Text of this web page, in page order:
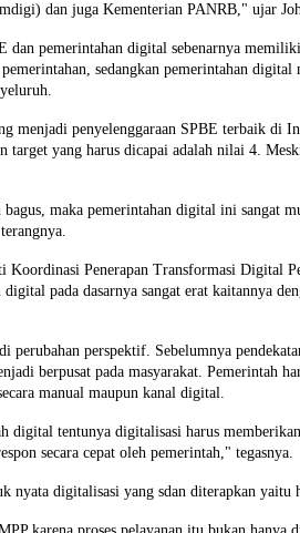
dan juga Kementerian PANRB," ujar
dan pemerintahan digital sebenarnya
sedangkan pemerintahan
menjadi penyelenggaraan SPBE terbaik di
target yang harus dicapai adalah nilai 4.
maka pemerintahan digital ini sangat
Koordinasi Penerapan Transformasi Digital
pada dasarnya sangat erat kaitannya
perubahan perspektif. Sebelumnya
berpusat pada masyarakat. Pemerintah
manual maupun kanal digital.
digital tentunya digitalisasi harus
secara cepat oleh pemerintah," tegasnya.
nyata digitalisasi yang sdan diterapkan